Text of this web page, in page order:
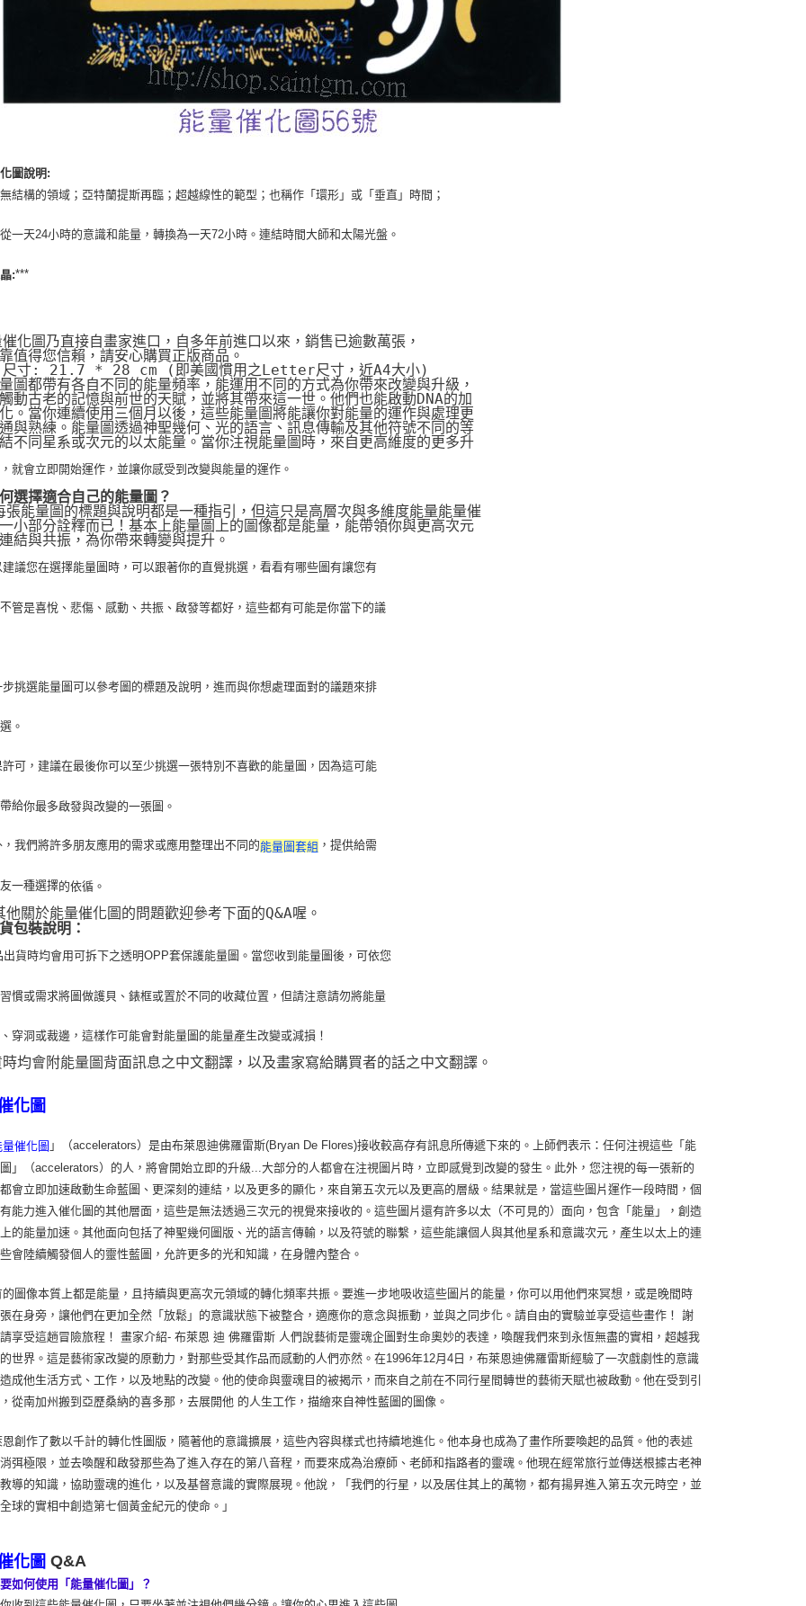
圖說明:
結構的領域；亞特蘭提斯再臨；超越線性的範型；也稱作「環形」或「垂直」時間；
一天24小時的意識和能量，轉換為一天72小時。連結時間大師和太陽光盤。
:***
化圖乃直接自畫家進口，自多年前進口以來，銷售已逾數萬張，
值得您信賴，請安心購買正版商品。
尺寸: 21.7 * 28 cm (即美國慣用之Letter尺寸，近A4大小)
圖都帶有各自不同的能量頻率，能運用不同的方式為你帶來改變與升級，
動古老的記憶與前世的天賦，並將其帶來這一世。他們也能啟動DNA的加
。當你連續使用三個月以後，這些能量圖將能讓你對能量的運作與處理更
與熟練。能量圖透過神聖幾何、光的語言、訊息傳輸及其他符號不同的等
不同星系或次元的以太能量。當你注視能量圖時，來自更高維度的更多升
就會立即開始運作，並讓你感受到改變與能量的運作。
選擇適合自己的能量圖？
能量圖的標題與說明都是一種指引，但這只是高層次與多維度能量能量催
小部分詮釋而已！基本上能量圖上的圖像都是能量，能帶領你與更高次元
結與共振，為你帶來轉變與提升。
建議您在選擇能量圖時，可以跟著你的直覺挑選，看看有哪些圖有讓您有
管是喜悅、悲傷、感動、共振、啟發等都好，這些都有可能是你當下的議
步挑選能量圖可以參考圖的標題及說明，進而與你想處理面對的議題來排
。
許可，建議在最後你可以至少挑選一張特別不喜歡的能量圖，因為這可能
給你最多啟發與改變的一張圖。
，我們將許多朋友應用的需求或應用整理出不同的
能量圖套組 ，提供給需
一種選擇的依循。
關於能量催化圖的問題歡迎參考下面的Q&A喔。
包裝說明：
貨時均會用可拆下之透明OPP套保護能量圖。當您收到能量圖後，可依您
慣或需求將圖做護貝、錶框或置於不同的收藏位置，但請注意請勿將能量
穿洞或裁邊，這樣作可能會對能量圖的能量產生改變或減損！
均會附能量圖背面訊息之中文翻譯，以及畫家寫給購買者的話之中文翻譯。
化圖
量催化圖 」（accelerators）是由布萊恩迪佛羅雷斯(Bryan De Flores)接收較高存有訊息所傳遞下來的。上師們表示：任何注視這些「能
」（accelerators）的人，將會開始立即的升級...大部分的人都會在注視圖片時，立即感覺到改變的發生。此外，您注視的每一張新的
會立即加速啟動生命藍圖、更深刻的連結，以及更多的顯化，來自第五次元以及更高的層級。結果就是，當這些圖片運作一段時間，個
能力進入催化圖的其他層面，這些是無法透過三次元的視覺來接收的。這些圖片還有許多以太（不可見的）面向，包含「能量」，創造
的能量加速。其他面向包括了神聖幾何圖版、光的語言傳輸，以及符號的聯繫，這些能讓個人與其他星系和意識次元，產生以太上的連
會陸續觸發個人的靈性藍圖，允許更多的光和知識，在身體內整合。
像本質上都是能量，且持續與更高次元領域的轉化頻率共振。要進一步地吸收這些圖片的能量，你可以用他們來冥想，或是晚間時
在身旁，讓他們在更加全然「放鬆」的意識狀態下被整合，適應你的意念與振動，並與之同步化。請自由的實驗並享受這些畫作！ 謝
享受這趟冒險旅程！ 畫家介紹- 布萊恩 迪 佛羅雷斯 人們說藝術是靈魂企圖對生命奧妙的表達，喚醒我們來到永恆無盡的實相，超越我
世界。這是藝術家改變的原動力，對那些受其作品而感動的人們亦然。在1996年12月4日，布萊恩迪佛羅雷斯經驗了一次戲劇性的意識
成他生活方式、工作，以及地點的改變。他的使命與靈魂目的被揭示，而來自之前在不同行星間轉世的藝術天賦也被啟動。他在受到引
從南加州搬到亞歷桑納的喜多那，去展開他 的人生工作，描繪來自神性藍圖的圖像。
作了數以千計的轉化性圖版，隨著他的意識擴展，這些內容與樣式也持續地進化。他本身也成為了畫作所要喚起的品質。他的表述
弭極限，並去喚醒和啟發那些為了進入存在的第八音程，而要來成為治療師、老師和指路者的靈魂。他現在經常旅行並傳送根據古老神
導的知識，協助靈魂的進化，以及基督意識的實際展現。他說，「我們的行星，以及居住其上的萬物，都有揚昇進入第五次元時空，並
球的實相中創造第七個黃金紀元的使命。」
化圖 Q&A
如何使用「能量催化圖」？